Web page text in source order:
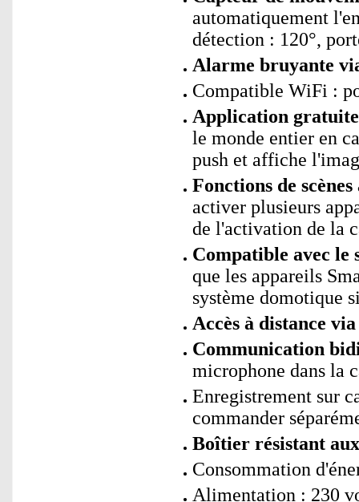
automatiquement
détection : 120°,
Alarme bruyante
Compatible WiFi :
Application
le monde entier en
push et affiche
Fonctions de
activer plusieurs
de l'activation de la
Compatible avec le
que les appareils
système domotique
Accès à distance
Communication
microphone dans la
Enregistrement sur
commander
Boîtier résistant
Consommation
Alimentation : 230